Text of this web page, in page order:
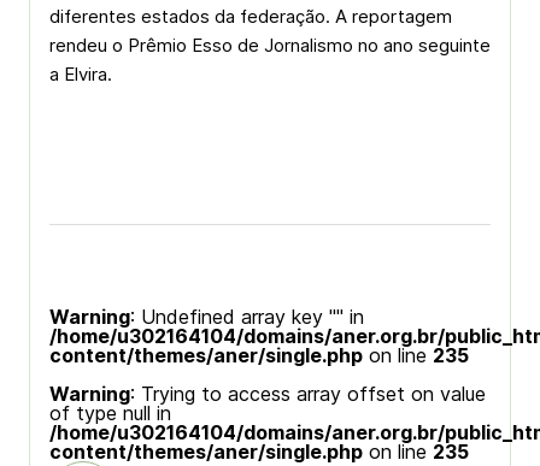
diferentes estados da federação. A reportagem
rendeu o Prêmio Esso de Jornalismo no ano seguinte
a Elvira.
Warning: Undefined array key "" in
/home/u302164104/domains/aner.org.br/
content/themes/aner/single.php on line 235
Warning: Trying to access array offset on value
of type null in
/home/u302164104/domains/aner.org.br/
content/themes/aner/single.php on line 235